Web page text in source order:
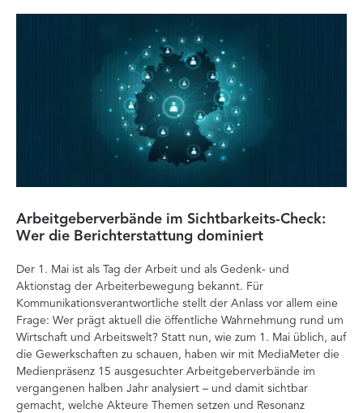
Arbeitgeberverbände im Sichtbarkeits-Check:
Wer die Berichterstattung dominiert
Der 1. Mai ist als Tag der Arbeit und als Gedenk- und
Aktionstag der Arbeiterbewegung bekannt. Für
Kommunikationsverantwortliche stellt der Anlass vor allem eine
Frage: Wer prägt aktuell die öffentliche Wahrnehmung rund um
Wirtschaft und Arbeitswelt? Statt nun, wie zum 1. Mai üblich, auf
die Gewerkschaften zu schauen, haben wir mit MediaMeter die
Medienpräsenz 15 ausgesuchter Arbeitgeberverbände im
vergangenen halben Jahr analysiert – und damit sichtbar
gemacht, welche Akteure Themen setzen und Resonanz